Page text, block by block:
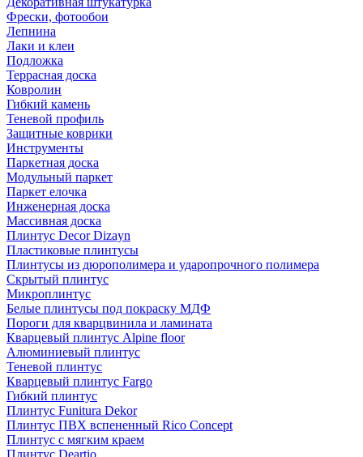
Фрески, фотообои
Лепнина
Лаки и клеи
Подложка
Террасная доска
Ковролин
Гибкий камень
Теневой профиль
Защитные коврики
Инструменты
Паркетная доска
Модульный паркет
Паркет елочка
Инженерная доска
Массивная доска
Плинтус Decor Dizayn
Пластиковые плинтусы
Плинтусы из дюрополимера и ударопрочного полимера
Скрытый плинтус
Микроплинтус
Белые плинтусы под покраску МДФ
Пороги для кварцвинила и ламината
Кварцевый плинтус Alpine floor
Алюминиевый плинтус
Теневой плинтус
Кварцевый плинтус Fargo
Гибкий плинтус
Плинтус Funitura Dekor
Плинтус ПВХ вспененный Rico Concept
Плинтус с мягким краем
Плинтус Deartio